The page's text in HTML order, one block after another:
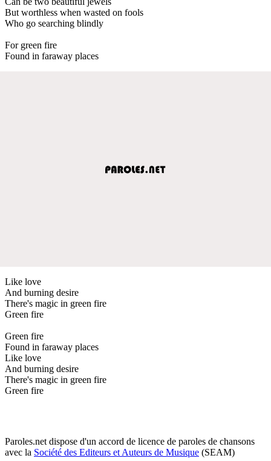
But worthless when wasted on fools
Who go searching blindly
For green fire
Found in faraway places
Like love
And burning desire
There's magic in green fire
Green fire
Green fire
Found in faraway places
Like love
And burning desire
There's magic in green fire
Green fire
Paroles.net dispose d'un accord de licence de paroles de chansons
avec la Société des Editeurs et Auteurs de Musique (SEAM)